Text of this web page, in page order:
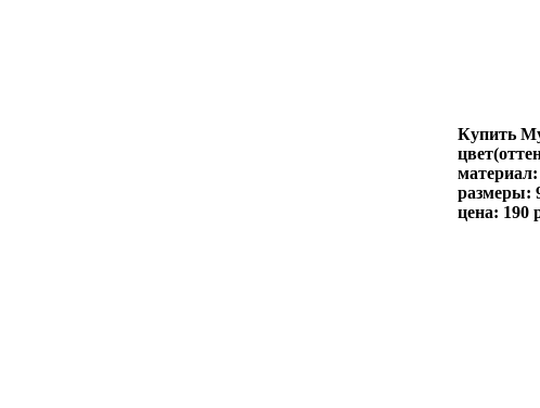
Купить
размеры:
цена: 190